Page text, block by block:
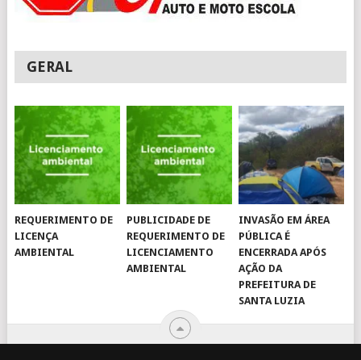
GERAL
REQUERIMENTO DE
LICENÇA
AMBIENTAL
PUBLICIDADE DE
REQUERIMENTO DE
LICENCIAMENTO
AMBIENTAL
INVASÃO EM ÁREA
PÚBLICA É
ENCERRADA APÓS
AÇÃO DA
PREFEITURA DE
SANTA LUZIA